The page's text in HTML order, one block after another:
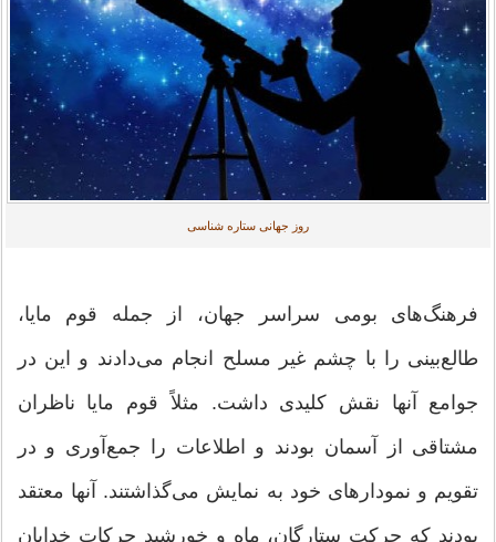
روز جهانی ستاره شناسی
فرهنگ‌های بومی سراسر جهان، از جمله قوم مایا،
طالع‌بینی را با چشم غیر مسلح انجام می‌دادند و این در
جوامع آنها نقش کلیدی داشت. مثلاً قوم مایا ناظران
مشتاقی از آسمان بودند و اطلاعات را جمع‌آوری و در
تقویم و نمودارهای خود به نمایش می‌گذاشتند. آنها معتقد
بودند که حرکت ستارگان، ماه و خورشید حرکات خدایان